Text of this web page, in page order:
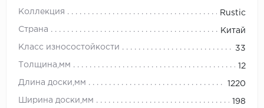
Novafloor
Primavera
Коллекция Rustic
Страна Китай
Класс износостойкости 33
Толщина,мм 12
Длина доски,мм 1220
Ширина доски,мм 198